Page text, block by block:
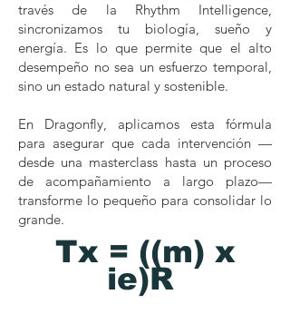
través de la Rhythm Intelligence,
sincronizamos tu biología, sueño y
energía. Es lo que permite que el alto
desempeño no sea un esfuerzo temporal,
sino un estado natural y sostenible.
En Dragonfly, aplicamos esta fórmula
para asegurar que cada intervención —
desde una masterclass hasta un proceso
de acompañamiento a largo plazo—
transforme lo pequeño para consolidar lo
grande.
Tx = ((m) x
ie)R